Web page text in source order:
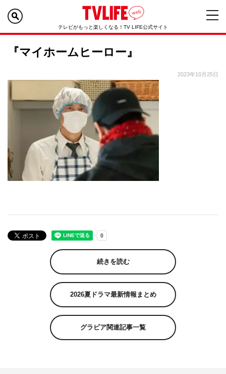
テレビがもっと楽しくなる！TV LIFE公式サイト
『マイホームヒーロー』
2023年10月25日
続きを読む
2026夏ドラマ最新情報まとめ
グラビア関連記事一覧